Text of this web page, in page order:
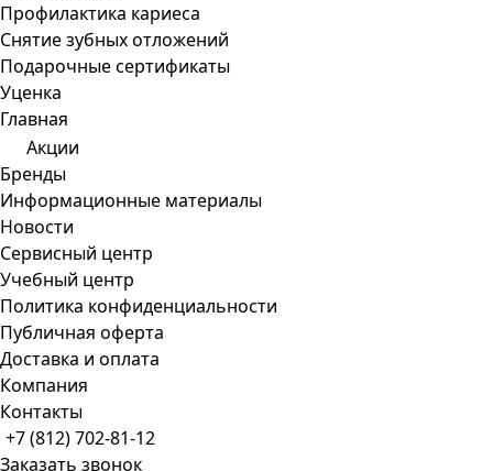
Профилактика кариеса
Снятие зубных отложений
Подарочные сертификаты
Уценка
Главная
Акции
Бренды
Информационные материалы
Новости
Сервисный центр
Учебный центр
Политика конфиденциальности
Публичная оферта
Доставка и оплата
Компания
Контакты
+7 (812) 702-81-12
Заказать звонок